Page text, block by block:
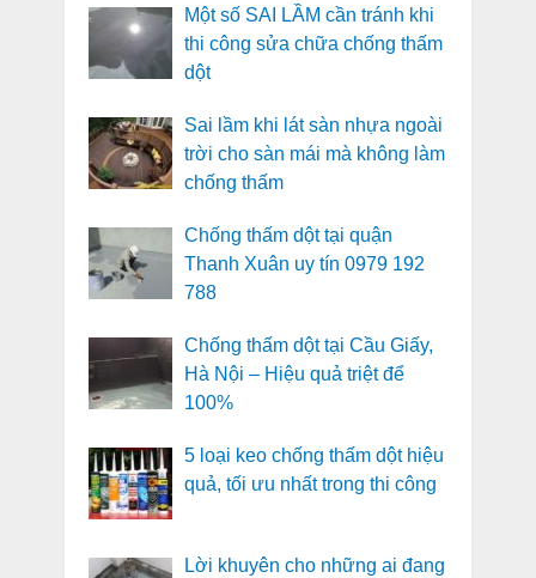
Một số SAI LẦM cần tránh khi
thi công sửa chữa chống thấm
dột
Sai lầm khi lát sàn nhựa ngoài
trời cho sàn mái mà không làm
chống thấm
Chống thấm dột tại quận
Thanh Xuân uy tín 0979 192
788
Chống thấm dột tại Cầu Giấy,
Hà Nội – Hiệu quả triệt để
100%
5 loại keo chống thấm dột hiệu
quả, tối ưu nhất trong thi công
Lời khuyên cho những ai đang